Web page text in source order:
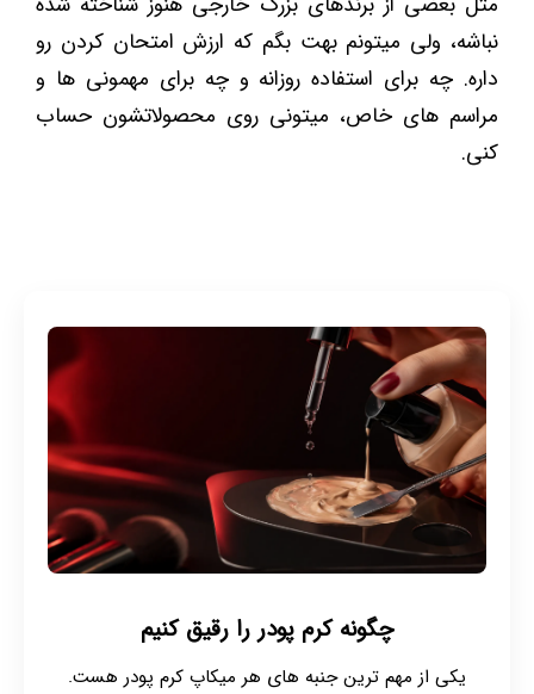
نباشه، ولی میتونم بهت بگم که ارزش امتحان کردن رو
داره. چه برای استفاده روزانه و چه برای مهمونی ها و
مراسم ‌های خاص، میتونی روی محصولاتشون حساب
کنی.
چگونه کرم پودر را رقیق کنیم
یکی از مهم ترین جنبه های هر میکاپ کرم پودر هست.